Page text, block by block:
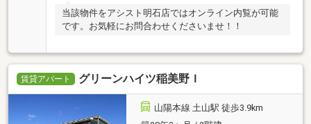
当該物件をアシスト明石店ではオンライン内覧が可能
です。お気軽にお問合わせくださいませ！！
賃貸アパート グリーンハイツ稲美野Ｉ
山陽本線 土山駅 徒歩3.9km